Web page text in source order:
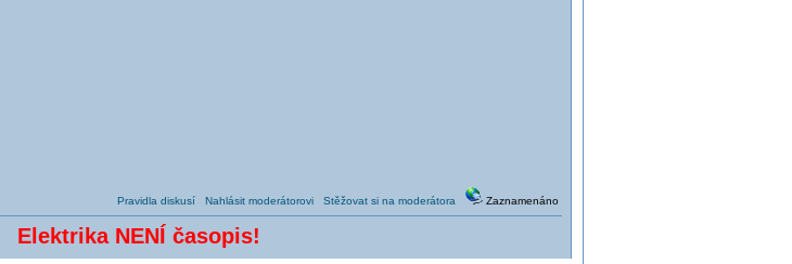
Pravidla diskusí Nahlásit moderátorovi Stěžovat si na moderátora Zaznamenáno
Elektrika NENÍ časopis!